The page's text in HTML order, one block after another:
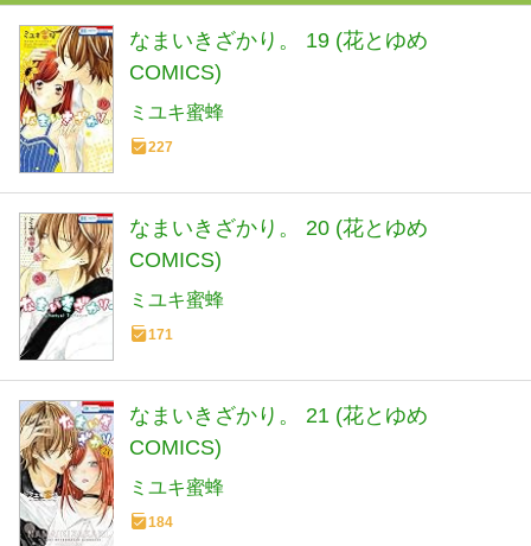
なまいきざかり。 19 (花とゆめ
COMICS)
ミユキ蜜蜂
227
なまいきざかり。 20 (花とゆめ
COMICS)
ミユキ蜜蜂
171
なまいきざかり。 21 (花とゆめ
COMICS)
ミユキ蜜蜂
184